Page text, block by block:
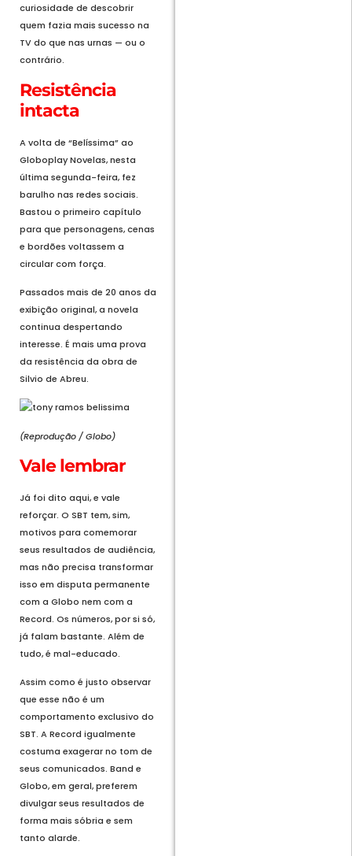
curiosidade de descobrir
quem fazia mais sucesso na
TV do que nas urnas — ou o
contrário.
Resistência
intacta
A volta de “Belíssima” ao
Globoplay Novelas, nesta
última segunda-feira, fez
barulho nas redes sociais.
Bastou o primeiro capítulo
para que personagens, cenas
e bordões voltassem a
circular com força.
Passados mais de 20 anos da
exibição original, a novela
continua despertando
interesse. É mais uma prova
da resistência da obra de
Silvio de Abreu.
(Reprodução / Globo)
Vale lembrar
Já foi dito aqui, e vale
reforçar. O SBT tem, sim,
motivos para comemorar
seus resultados de audiência,
mas não precisa transformar
isso em disputa permanente
com a Globo nem com a
Record. Os números, por si só,
já falam bastante. Além de
tudo, é mal-educado.
Assim como é justo observar
que esse não é um
comportamento exclusivo do
SBT. A Record igualmente
costuma exagerar no tom de
seus comunicados. Band e
Globo, em geral, preferem
divulgar seus resultados de
forma mais sóbria e sem
tanto alarde.